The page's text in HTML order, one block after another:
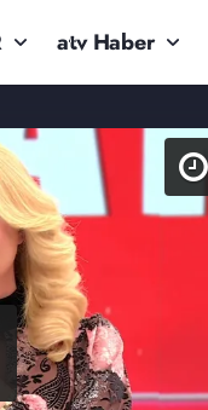
atv Haber